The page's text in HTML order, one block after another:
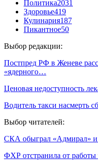
Политика2031
Здоровье419
Кулинария187
Пикантное50
Выбор редакции:
Постпред РФ в Женеве
«ядерного…
Ценовая недоступность
Водитель такси насмерть
Выбор читателей:
СКА обыграл «Адмирал»
ФХР отстранила от